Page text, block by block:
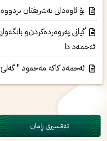
تەفسیری ڕامان
بۆ ئاوه‌دانی‌ ته‌شریفتان بردووه‌
گیانی‌ په‌روه‌رده‌كردن‌و
ئه‌حمه‌د دا
ئه‌حمه‌د كاكه‌ مه‌حمود " گه‌لێ‌